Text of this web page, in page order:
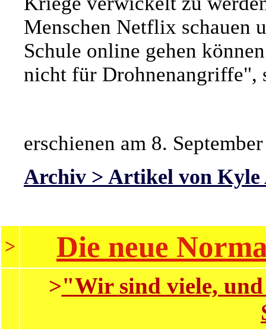
Menschen Netflix schauen
Schule online gehen
nicht für Drohnenangriffe",
erschienen am 8.
Archiv > Artikel von Kyle
> Die neue
>"Wir sind viele,